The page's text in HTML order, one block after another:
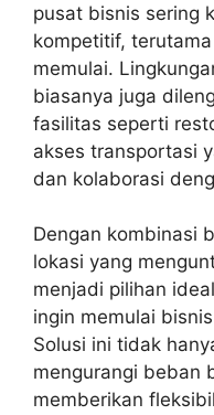
pusat bisnis sering
kompetitif,
memulai.
biasanya juga
fasilitas seperti
akses transportasi
dan kolaborasi
Dengan kombinasi
lokasi yang
menjadi pilihan
ingin memulai
Solusi ini tidak
mengurangi beban
memberikan